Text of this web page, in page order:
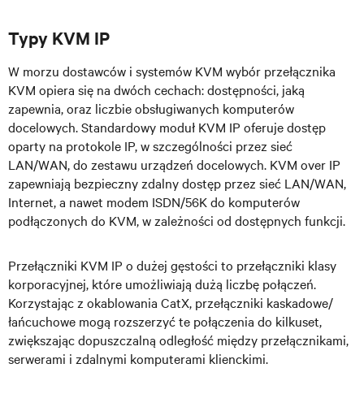
Typy KVM IP
W morzu dostawców i systemów KVM wybór przełącznika
KVM opiera się na dwóch cechach: dostępności, jaką
zapewnia, oraz liczbie obsługiwanych komputerów
docelowych. Standardowy moduł KVM IP oferuje dostęp
oparty na protokole IP, w szczególności przez sieć
LAN/WAN, do zestawu urządzeń docelowych. KVM over IP
zapewniają bezpieczny zdalny dostęp przez sieć LAN/WAN,
Internet, a nawet modem ISDN/56K do komputerów
podłączonych do KVM, w zależności od dostępnych funkcji.
Przełączniki KVM IP o dużej gęstości to przełączniki klasy
korporacyjnej, które umożliwiają dużą liczbę połączeń.
Korzystając z okablowania CatX, przełączniki kaskadowe/
łańcuchowe mogą rozszerzyć te połączenia do kilkuset,
zwiększając dopuszczalną odległość między przełącznikami,
serwerami i zdalnymi komputerami klienckimi.